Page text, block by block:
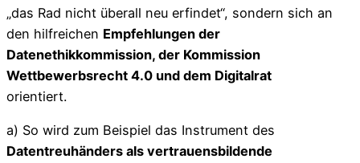
„das Rad nicht überall neu erfindet“, sondern sich an
den hilfreichen Empfehlungen der
Datenethikkommission, der Kommission
Wettbewerbsrecht 4.0 und dem Digitalrat
orientiert.
a) So wird zum Beispiel das Instrument des
Datentreuhänders als vertrauensbildende